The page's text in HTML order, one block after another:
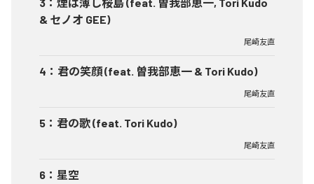
& セノオ GEE)
尾崎友直
4 ： 君の笑顔 (feat. 曽我部恵一 & Tori Kudo)
尾崎友直
5 ： 君の歌 (feat. Tori Kudo)
尾崎友直
6 ： 星空